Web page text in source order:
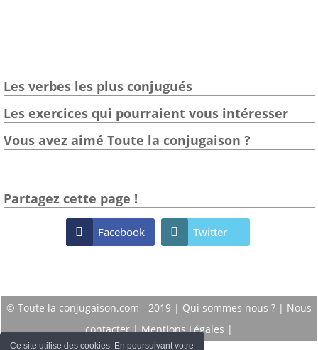
Ce site utilise des cookies. En poursuivant votre
Les verbes les plus conjugués
Les exercices qui pourraient vous intéresser
Vous avez aimé Toute la conjugaison ?
Partagez cette page !
 Facebook  Twitter
© Toute la conjugaison.com - 2019 | Qui sommes nous ? | Nous
contacter|Mentions Légales |